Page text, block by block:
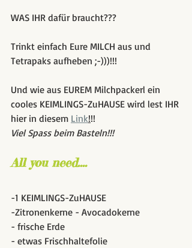
WAS IHR dafür braucht???
Trinkt einfach Eure MILCH aus und
Tetrapaks aufheben ;-)))!!!
Und wie aus EUREM Milchpackerl ein
cooles KEIMLINGS-ZuHAUSE wird lest IHR
hier in diesem Link!!!
Viel Spass beim Basteln!!!
All you need....
-1 KEIMLINGS-ZuHAUSE
-Zitronenkerne - Avocadokerne
- frische Erde
- etwas Frischhaltefolie